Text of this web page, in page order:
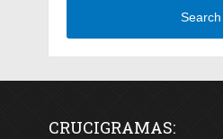
Search
CRUCIGRAMAS: